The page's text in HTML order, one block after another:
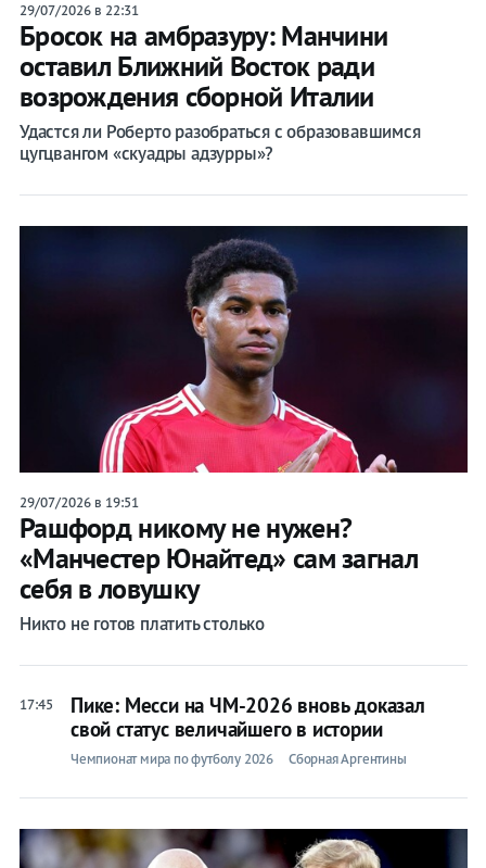
29/07/2026 в 22:31
Бросок на амбразуру: Манчини
оставил Ближний Восток ради
возрождения сборной Италии
Удастся ли Роберто разобраться с образовавшимся
цугцвангом «скуадры адзурры»?
29/07/2026 в 19:51
Рашфорд никому не нужен?
«Манчестер Юнайтед» сам загнал
себя в ловушку
Никто не готов платить столько
17:45
Пике: Месси на ЧМ-2026 вновь доказал
свой статус величайшего в истории
Чемпионат мира по футболу 2026 Сборная Аргентины